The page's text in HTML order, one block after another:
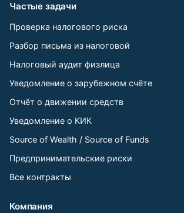
Частые задачи
Проверка налогового риска
Разбор письма из налоговой
Налоговый аудит физлица
Уведомление о зарубежном счёте
Отчёт о движении средств
Уведомление о КИК
Source of Wealth / Source of Funds
Предпринимательские риски
Все контракты
Компания